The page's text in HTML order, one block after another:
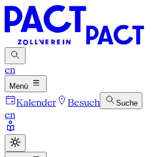
en
Menü
Kalender Besuch Suche
en